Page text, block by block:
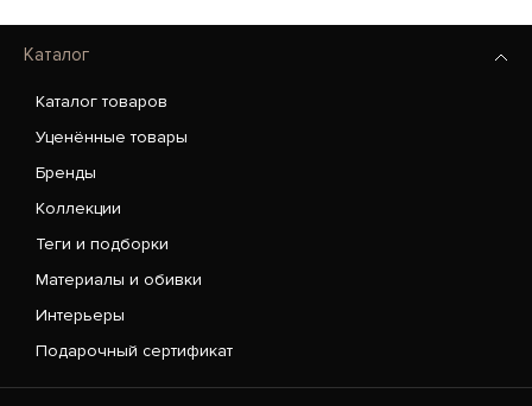
Каталог
Каталог товаров
Уценённые товары
Бренды
Коллекции
Теги и подборки
Материалы и обивки
Интерьеры
Подарочный сертификат